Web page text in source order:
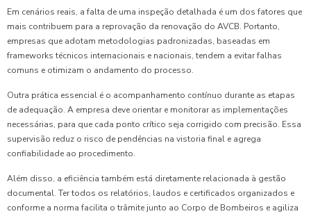
Em cenários reais, a falta de uma inspeção detalhada é um dos fatores que
mais contribuem para a reprovação da renovação do AVCB. Portanto,
empresas que adotam metodologias padronizadas, baseadas em
frameworks técnicos internacionais e nacionais, tendem a evitar falhas
comuns e otimizam o andamento do processo.
Outra prática essencial é o acompanhamento contínuo durante as etapas
de adequação. A empresa deve orientar e monitorar as implementações
necessárias, para que cada ponto crítico seja corrigido com precisão. Essa
supervisão reduz o risco de pendências na vistoria final e agrega
confiabilidade ao procedimento.
Além disso, a eficiência também está diretamente relacionada à gestão
documental. Ter todos os relatórios, laudos e certificados organizados e
conforme a norma facilita o trâmite junto ao Corpo de Bombeiros e agiliza